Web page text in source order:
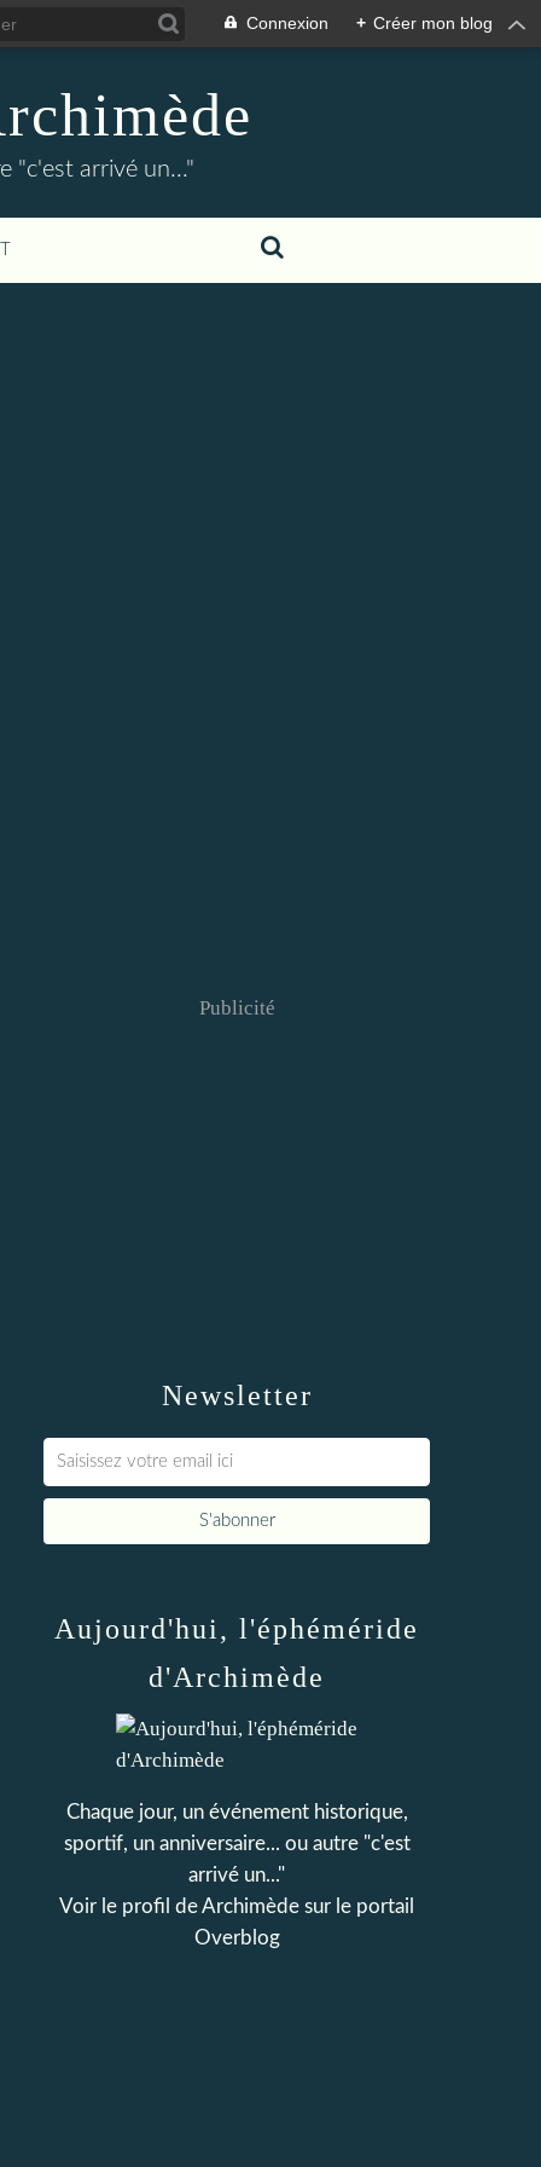
Connexion + Créer mon blog
"c'est arrivé un..."
Newsletter
Publicité
Aujourd'hui, l'éphéméride
d'Archimède
Chaque jour, un événement historique,
sportif, un anniversaire... ou autre "c'est
arrivé un..."
Voir le profil deArchimède sur le portail
Overblog